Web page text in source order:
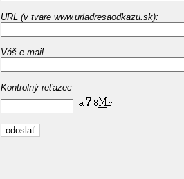
URL (v tvare www.urladresaodkazu.sk):
Váš e-mail
Kontrolný reťazec